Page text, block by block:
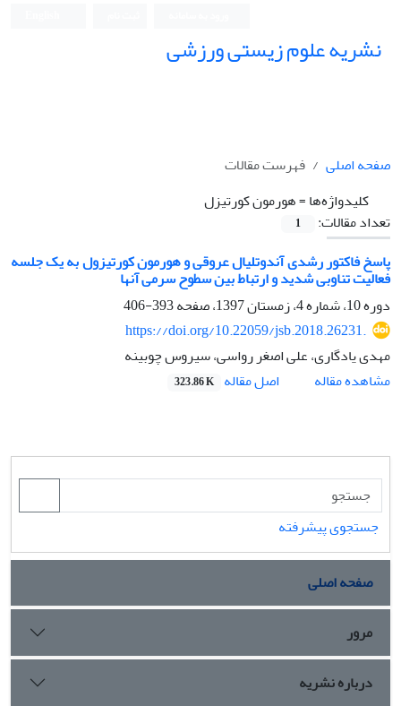
نشریه علوم زیستی ورزشی
صفحه اصلی
فهرست مقالات
کلیدواژه‌ها =هورمون کورتیزل
تعداد مقالات:
1
پاسخ فاکتور رشدی آندوتلیال عروقی و هورمون کورتیزول به یک جلسه
فعالیت تناوبی شدید و ارتباط بین سطوح سرمی آنها
دوره 10، شماره 4، زمستان 1397، صفحه
393-406
https://doi.org/10.22059/jsb.2018.26231.
مهدی یادگاری، علی اصغر رواسی، سیروس چوبینه
مشاهده مقاله
اصل مقاله 323.86 K
جستجوی پیشرفته
صفحه اصلی
مرور
درباره نشریه